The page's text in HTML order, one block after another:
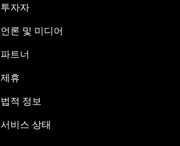
투자자
언론 및 미디어
파트너
제휴
법적 정보
서비스 상태